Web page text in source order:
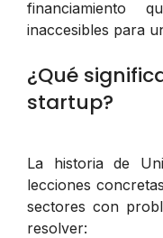
financiamiento
inaccesibles para
¿Qué
startup?
La historia de
lecciones
sectores con
resolver: